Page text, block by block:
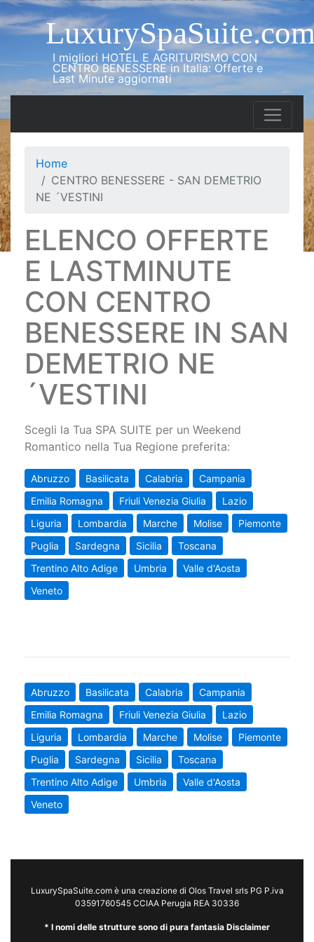
I migliori HOTEL E AGRITURISMO CON
CENTRO BENESSERE in Italia: Offerte e
Last Minute aggiornati
Home
CENTRO BENESSERE - SAN DEMETRIO
NE ´VESTINI
ELENCO OFFERTE
E LASTMINUTE
CON CENTRO
BENESSERE IN SAN
DEMETRIO NE
´VESTINI
Scegli la Tua SPA SUITE per un Weekend
Romantico nella Tua Regione preferita:
Abruzzo Basilicata Calabria
Campania
Emilia Romagna
Friuli Venezia Giulia
Lazio
Liguria
Lombardia Marche Molise
Piemonte
Puglia
Sardegna Sicilia
Toscana
Trentino Alto Adige
Umbria
Valle d'Aosta
Veneto
Abruzzo Basilicata Calabria
Campania
Emilia Romagna
Friuli Venezia Giulia
Lazio
Liguria
Lombardia Marche Molise
Piemonte
Puglia
Sardegna Sicilia
Toscana
Trentino Alto Adige
Umbria
Valle d'Aosta
Veneto
LuxurySpaSuite.com è una creazione di Olos Travel srls PG P.iva
03591760545 CCIAA Perugia REA 30336
* I nomi delle strutture sono di pura fantasia Disclaimer